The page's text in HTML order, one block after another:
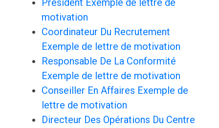
Président Exemple de lettre de
motivation
Coordinateur Du Recrutement
Exemple de lettre de motivation
Responsable De La Conformité
Exemple de lettre de motivation
Conseiller En Affaires Exemple de
lettre de motivation
Directeur Des Opérations Du Centre